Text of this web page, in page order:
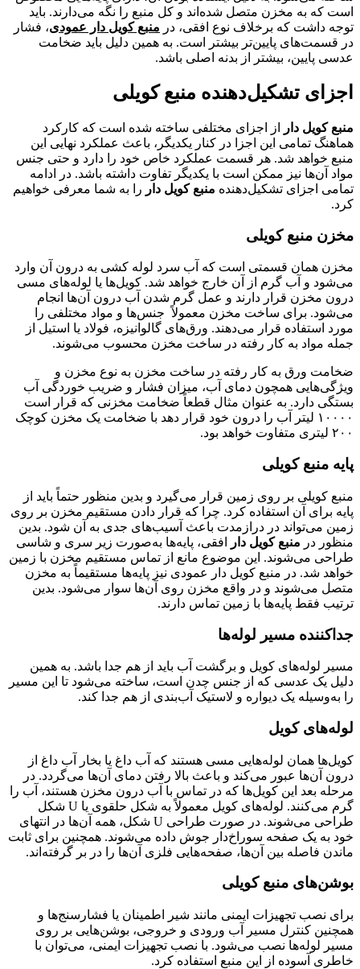
است که به مخزن متصل شده‌اند و کل منبع را نگه می‌دارند. باید
توجه داشت که برخلاف نوع افقی، در منبع کویل دار عمودی، فشار
در قسمت‌های پایین‌تر بیشتر است. به همین دلیل باید ضخامت
عدسی پایین، بیشتر از بدنه اصلی باشد.
اجزای تشکیل‌دهنده منبع کویلی
منبع کویل دار
از اجزای مختلفی ساخته شده است که کارکرد
هماهنگ تمامی این اجزا در کنار یکدیگر، باعث عملکرد نهایی این
منبع خواهد شد. هر قسمت عملکرد خاص خود را دارد و حتی جنس
مواد آن‌ها نیز ممکن است با یکدیگر تفاوت داشته باشد. در ادامه
تمامی اجزای تشکیل‌دهنده منبع کویل دار را به شما معرفی خواهیم
کرد.
مخزن منبع کویلی
مخزن همان قسمتی است که آب سرد لوله کشی به درون آن وارد
می‌شود و آب گرم از آن خارج خواهد شد. کویل‌ها یا لوله‌های مسی
درون مخزن قرار دارند و عمل گرم شدن آب درون آن‌ها انجام
می‌شود. برای ساخت مخزن معمولاً جنس‌ها و مواد مختلفی را
مورد استفاده قرار می‌‌‌دهند. ورق‌های گالوانیزه، فولاد یا استیل از
جمله مواد به کار رفته در ساخت مخزن محسوب می‌شوند.
ضخامت ورق به کار رفته در ساخت مخزن به نوع مخزن و
ويژگی‌هایی همچون دمای آب، میزان فشار و ضریب خوردگی آب
بستگی دارد. به عنوان مثال قطعاً ضخامت مخزنی که قرار است
۱۰۰۰۰ لیتر آب را درون خود قرار دهد با ضخامت یک مخزن کوچک
۲۰۰ لیتری متفاوت خواهد بود.
پایه منبع کویلی
منبع کویلی بر روی زمین قرار می‌گیرد و بدین منظور حتماً باید از
پایه برای آن استفاده کرد. چرا که قرار دادن مستقیم مخزن بر روی
زمین می‌تواند در درازمدت باعث آسیب‌های جدی به آن شود. بدین
منظور در منبع کویل دار
افقی، پایه‌ها به‌صورت زیر سری و شاسی
طراحی می‌شوند. این موضوع مانع از تماس مستقیم مخزن با زمین
خواهد شد. در منبع کویل دار عمودی نیز پایه‌ها مستقیماً به مخزن
متصل می‌شوند و در واقع مخزن روی آن‌ها سوار می‌شود. بدین
ترتیب فقط پایه‌ها با زمین تماس دارند.
جداکننده مسیر لوله‌ها
مسیر لوله‌های کویل و برگشت آب باید از هم جدا باشد. به همین
دلیل یک عدسی که از جنس چدن است، ساخته می‌شود تا این مسیر
را به‌وسیله یک دیواره و لاستیک آب‌بندی از هم جدا کند.
لوله‌های کویل
کویل‌ها همان لوله‌هایی مسی هستند که آب داغ یا بخار آب داغ از
درون آن‌ها عبور می‌کند و باعث بالا رفتن دمای آن‌ها می‌گردد. در
مرحله بعد این کویل‌ها که در تماس با آب درون مخزن هستند، آب را
گرم می‌کنند. لوله‌های کویل معمولاً به شکل حلقوی یا U شکل
طراحی می‌شوند. در صورت طراحی U شکل، همه آن‌ها در انتهای
خود به یک صفحه سوراخ‌دار جوش داده می‌شوند. همچنین برای ثابت
ماندن فاصله بین آن‌ها، صفحه‌هایی فلزی آن‌ها را در بر گرفته‌اند.
بوشن‌های منبع کویلی
برای نصب تجهیزات ایمنی مانند شیر اطمینان یا فشارسنج‌ها و
همچنین کنترل مسیر آب ورودی و خروجی، بوشن‌هایی بر روی
مسیر لوله‌ها نصب می‌شود. با نصب تجهیزات ایمنی، می‌توان با
خاطری آسوده از این منبع استفاده کرد.